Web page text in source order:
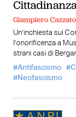
Giampiero Cazzato
Un’inchiesta sui
l’onorificenza a
strani casi di
Antifascismo
Neofascismo